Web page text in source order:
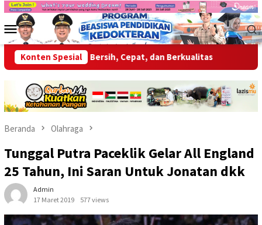
Loncat
kontenMenu
Mobile
Konten Spesial
Layanan Bersih, Cepat, dan Berkualitas
Beranda Olahraga
Tunggal Putra Paceklik Gelar All England
25 Tahun, Ini Saran Untuk Jonatan dkk
Admin
17 Maret 2019
577 views